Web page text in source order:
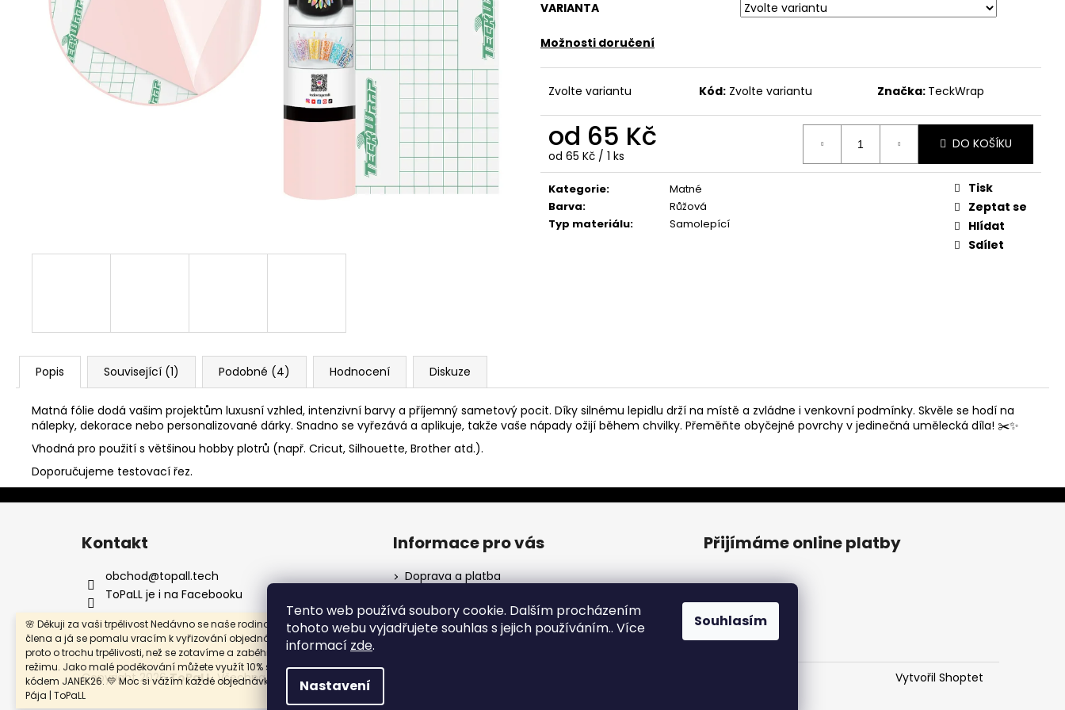
Tento web používá soubory cookie. Dalším procházením
tohoto webu vyjadřujete souhlas s jejich používáním.. Více
informací zde.
Nastavení
Souhlasím
🌸 Děkuji za vaši trpělivost Nedávno se naše rodina rozrostla o nového
člena a já se pomalu vracím k vyřizování objednávek. Prosím vás
proto o trochu trpělivosti, než se zotavíme a zaběhneme do nového
režimu. Jako malé poděkování můžete využít 10% slevu na celý nákup s
kódem JANEK26. 💛 Moc si vážím každé objednávky i vaší podpory. ✨
Pája | ToPaLL
VARIANTA
Možnosti doručení
Zvolte variantu Kód: Zvolte variantu Značka: TeckWrap
od 65 Kč
Měrná
cena:
od 65 Kč / 1 ks
DO KOŠÍKU
Kategorie:
Matné
Barva:
Růžová
Typ materiálu: Samolepící
Tisk
Zeptat se
Hlídat
Sdílet
Popis Související (1) Podobné (4) Hodnocení Diskuze
Matná fólie dodá vašim projektům luxusní vzhled, intenzivní barvy a příjemný sametový pocit. Díky silnému lepidlu drží na místě a zvládne i venkovní podmínky. Skvěle se hodí na
nálepky, dekorace nebo personalizované dárky. Snadno se vyřezává a aplikuje, takže vaše nápady ožijí během chvilky. Přeměňte obyčejné povrchy v jedinečná umělecká díla! ✂️✨
Vhodná pro použití s většinou hobby plotrů (např. Cricut, Silhouette, Brother atd.).
Doporučujeme testovací řez.
Z
Kontakt
obchod@topall.tech
ToPaLL je i na Facebooku
Informace pro vás
Doprava a platba
Podmínky ochrany osobních údajů
Přijímáme online platby
Vytvořil Shoptet
Copyright 2026ToPaLL. Všechna práva vyhrazena.